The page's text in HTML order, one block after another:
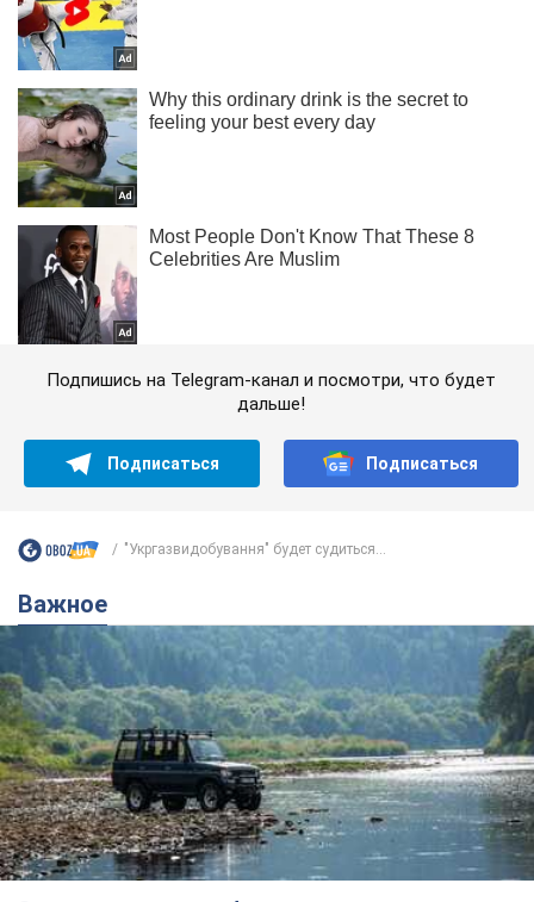
Подпишись на Telegram-канал и посмотри, что будет
дальше!
Подписаться Подписаться
"Укргазвидобування" будет судиться...
Важное